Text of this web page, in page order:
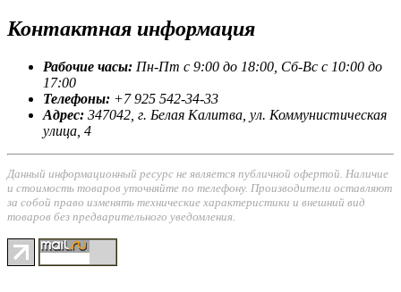
Контактная информация
Рабочие часы: Пн-Пт с 9:00 до 18:00, Сб-Вс с 10:00 до
17:00
Телефоны: +7 925 542-34-33
Адрес: 347042, г. Белая Калитва, ул. Коммунистическая
улица, 4
Данный информационный ресурс не является публичной офертой. Наличие
и стоимость товаров уточняйте по телефону. Производители оставляют
за собой право изменять технические характеристики и внешний вид
товаров без предварительного уведомления.